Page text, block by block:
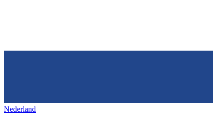
Nederland